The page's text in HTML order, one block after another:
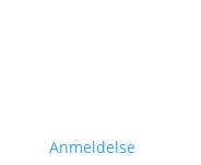
Anmeldelse